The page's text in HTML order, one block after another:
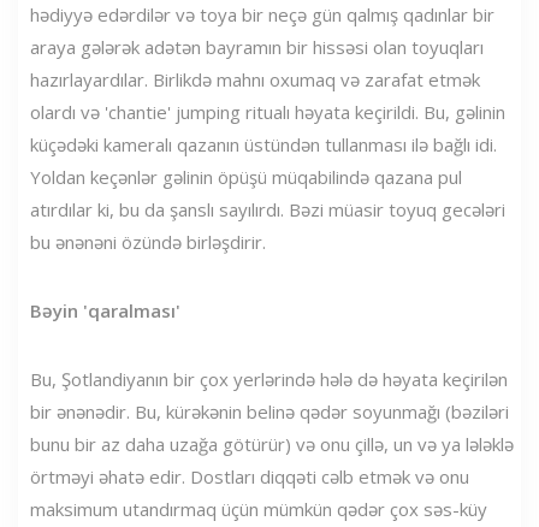
hədiyyə edərdilər və toya bir neçə gün qalmış qadınlar bir
araya gələrək adətən bayramın bir hissəsi olan toyuqları
hazırlayardılar. Birlikdə mahnı oxumaq və zarafat etmək
olardı və 'chantie' jumping ritualı həyata keçirildi. Bu, gəlinin
küçədəki kameralı qazanın üstündən tullanması ilə bağlı idi.
Yoldan keçənlər gəlinin öpüşü müqabilində qazana pul
atırdılar ki, bu da şanslı sayılırdı. Bəzi müasir toyuq gecələri
bu ənənəni özündə birləşdirir.
Bəyin 'qaralması'
Bu, Şotlandiyanın bir çox yerlərində hələ də həyata keçirilən
bir ənənədir. Bu, kürəkənin belinə qədər soyunmağı (bəziləri
bunu bir az daha uzağa götürür) və onu çillə, un və ya lələklə
örtməyi əhatə edir. Dostları diqqəti cəlb etmək və onu
maksimum utandırmaq üçün mümkün qədər çox səs-küy